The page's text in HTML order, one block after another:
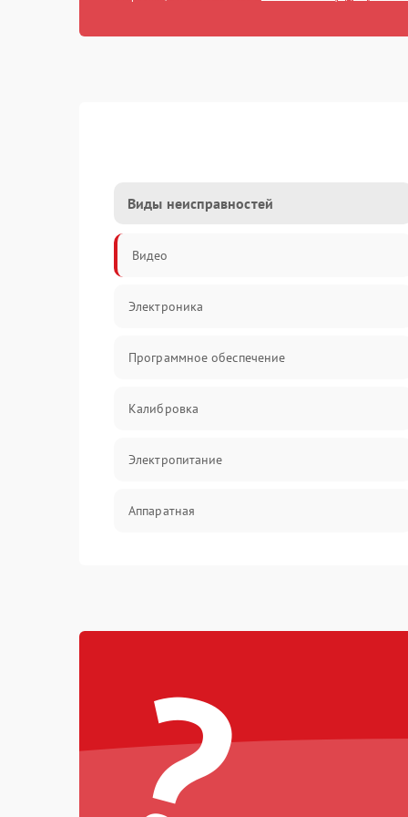
Виды неисправностей
Видео
Электроника
Программное обеспечение
Калибровка
Электропитание
Аппаратная